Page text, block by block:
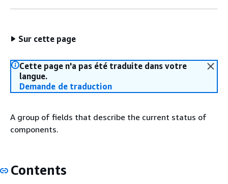
Sur cette page
Cette page n'a pas été traduite dans votre
langue.
Demande de traduction
A group of fields that describe the current status of
components.
Contents